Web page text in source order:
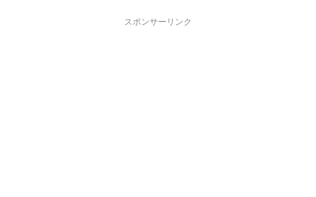
スポンサーリンク